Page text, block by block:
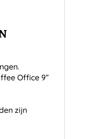
Office 9”
zijn